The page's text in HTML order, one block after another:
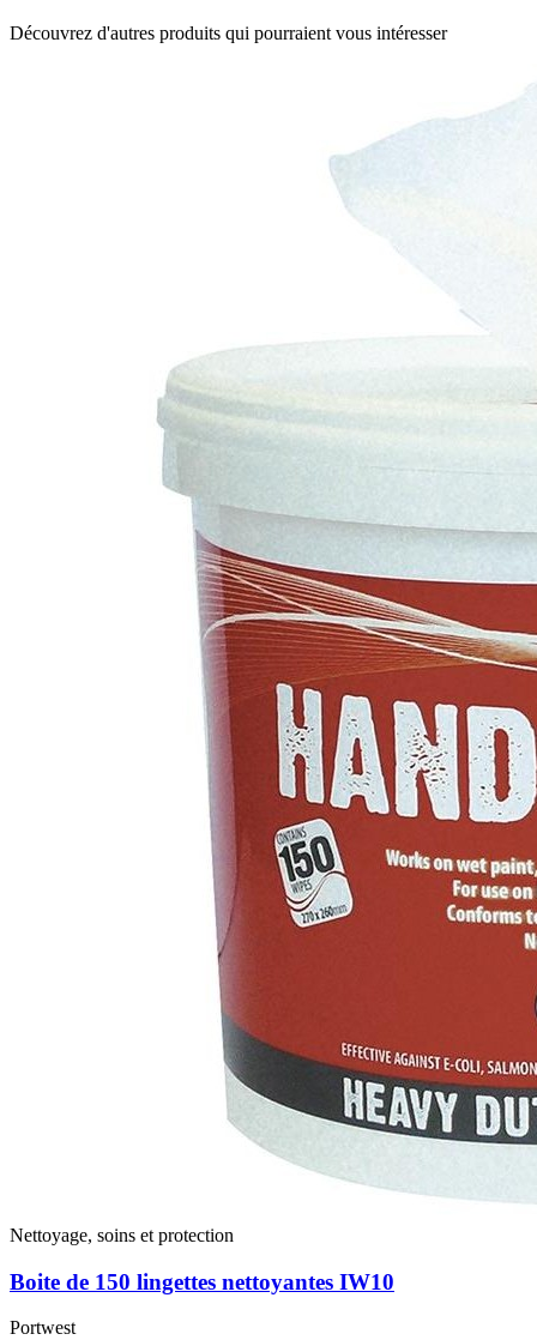
Découvrez d'autres produits qui pourraient vous intéresser
Nettoyage, soins et protection
Boite de 150 lingettes nettoyantes IW10
Portwest